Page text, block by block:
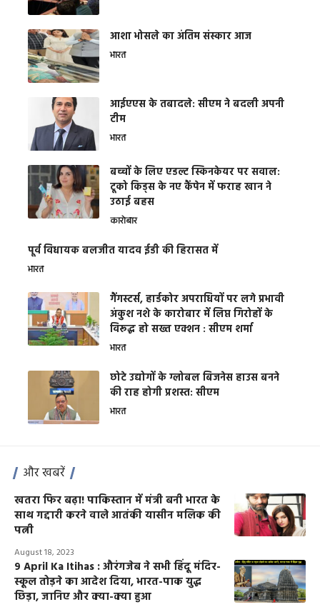
आशा भोसले का अंतिम संस्कार आज
भारत
आईएएस के तबादले: सीएम ने बदली अपनी
टीम
भारत
बच्चों के लिए एडल्ट स्किनकेयर पर सवाल:
टूको किड्स के नए कैंपेन में फराह खान ने
उठाई बहस
कारोबार
पूर्व विधायक बलजीत यादव ईडी की हिरासत में
भारत
गैंगस्टर्स, हार्डकोर अपराधियों पर लगे प्रभावी
अंकुश नशे के कारोबार में लिप्त गिरोहों के
विरूद्ध हो सख्त एक्शन : सीएम शर्मा
भारत
छोटे उद्योगों के ग्लोबल बिजनेस हाउस बनने
की राह होगी प्रशस्त: सीएम
भारत
और खबरें
खतरा फिर बढ़ा! पाकिस्तान में मंत्री बनी भारत के
साथ गद्दारी करने वाले आतंकी यासीन मलिक की
पत्नी
August 18, 2023
9 April Ka Itihas : औरंगजेब ने सभी हिंदू मंदिर-
स्कूल तोड़ने का आदेश दिया, भारत-पाक युद्ध
छिड़ा, जानिए और क्या-क्या हुआ